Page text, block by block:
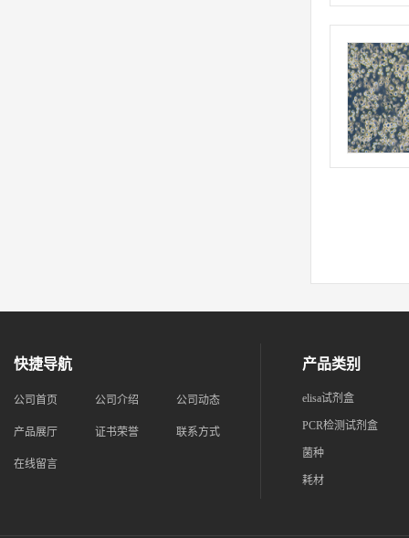
快捷导航
公司首页 公司介绍 公司动态
产品展厅 证书荣誉 联系方式
在线留言
产品类别
elisa试剂盒
PCR检测试剂盒
菌种
耗材